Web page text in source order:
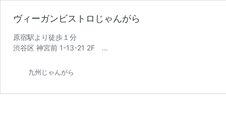
ヴィーガンビストロじゃんがら
原宿駅より徒歩１分
渋谷区 神宮前 1-13-21 2F
九州じゃんがら